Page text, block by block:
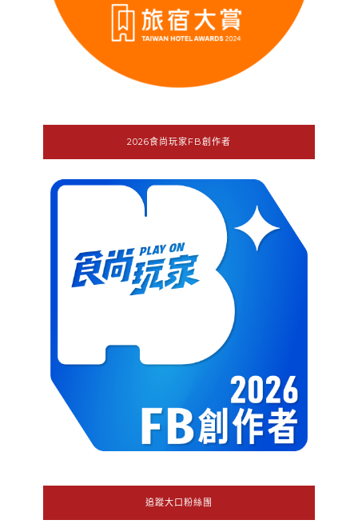
2026食尚玩家FB創作者
追蹤大口粉絲團